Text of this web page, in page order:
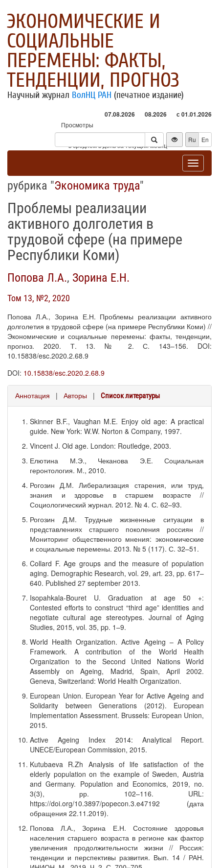
ЭКОНОМИЧЕСКИЕ И
СОЦИАЛЬНЫЕ
ПЕРЕМЕНЫ: ФАКТЫ,
ТЕНДЕНЦИИ, ПРОГНОЗ
Научный журнал ВолНЦ РАН (печатное издание)
07.08.2026 08.2026 с 01.01.2026
Просмотры
Посетители
* - в среднем в день за текущий месяц
Ru En
Toggle
рубрика "Экономика труда"
Проблемы реализации
активного долголетия в
трудовой сфере (на примере
Республики Коми)
Попова Л.А., Зорина Е.Н.
Том 13, №2, 2020
Попова Л.А., Зорина Е.Н. Проблемы реализации активного
долголетия в трудовой сфере (на примере Республики Коми) //
Экономические и социальные перемены: факты, тенденции,
прогноз. 2020. Т. 13. № 2. С. 143–156. DOI:
10.15838/esc.2020.2.68.9
DOI: 10.15838/esc.2020.2.68.9
Аннотация | Авторы | Список литературы
Skinner B.F., Vaughan M.E. Enjoy old age: A practical
guide. New York: W.W. Norton & Company, 1997.
Vincent J. Old age. London: Routledge, 2003.
Елютина М.Э., Чеканова Э.Е. Социальная
геронтология. М., 2010.
Рогозин Д.М. Либерализация старения, или труд,
знания и здоровье в старшем возрасте //
Социологический журнал. 2012. № 4. С. 62–93.
Рогозин Д.М. Трудные жизненные ситуации в
представлениях старшего поколения россиян //
Мониторинг общественного мнения: экономические
и социальные перемены. 2013. № 5 (117). С. 32–51.
Collard F. Age groups and the measure of population
aging. Demographic Research, vol. 29, аrt. 23, pp. 617–
640. Published 27 september 2013.
Isopahkala-Bouret U. Graduation at age 50 +:
Contested efforts to construct “third age” identities and
negotiate cultural age stereotypes. Journal of Aging
Studies, 2015, vol. 35, pp. 1–9.
World Health Organization. Active Ageing – A Policy
Framework. A contribution of the World Health
Organization to the Second United Nations World
Assembly on Ageing, Madrid, Spain, April 2002.
Geneva, Switzerland: World Health Organization.
European Union. European Year for Active Ageing and
Solidarity between Generations (2012). European
Implementation Assessment. Brussels: European Union,
2015.
Active Ageing Index 2014: Analytical Report.
UNECE/European Commission, 2015.
Kutubaeva R.Zh Analysis of life satisfaction of the
elderly population on the example of Sweden, Austria
and Germany. Population and Economics, 2019, no.
3(3), рр. 102–116. URL:
https://doi.org/10.3897/popecon.3.e47192 (дата
обращения 22.11.2019).
Попова Л.А., Зорина Е.Н. Состояние здоровья
населения старшего возраста в регионе как фактор
увеличения продолжительности жизни // Россия:
тенденции и перспективы развития. Вып. 14 / РАН.